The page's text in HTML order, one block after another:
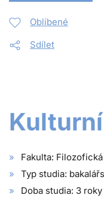
Oblíbené
Sdílet
Fakulta: Filozofická
Typ studia:
Doba studia: 3 roky